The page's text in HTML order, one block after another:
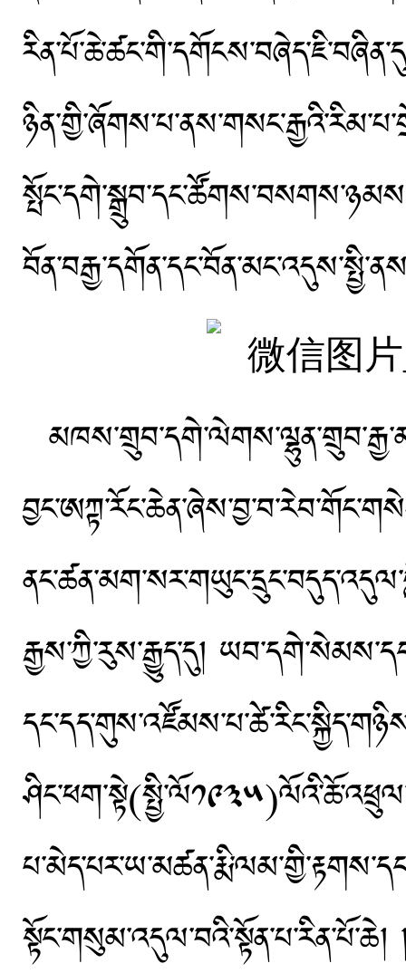
རྒྱས་ཀྱི་རུས་རྒྱུད་དུ།